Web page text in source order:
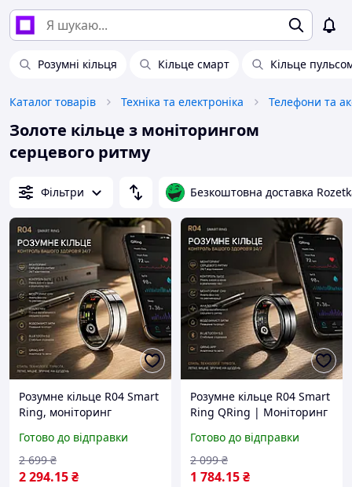
Розумні кільця Кільце смарт Кільце
Каталог товарів Техніка та електроніка Телефони та
Золоте кільце з моніторингом
серцевого ритму
Фільтри Безкоштовна доставка
Розумне кільце R04 Smart
Ring, моніторинг
сон, HRV, 5ATM, Bluetooth,
QRing App
Готово до відправки
2 294.15₴
2 699 ₴
Розумне кільце R04 Smart
Ring QRing | Моніторинг
стресу, 5ATM, Bluetooth,
до 7 днів автономності
Готово до відправки
1 784.15₴
2 099 ₴